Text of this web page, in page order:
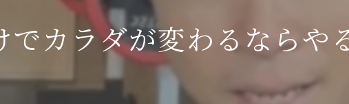
でカラダが変わるならや